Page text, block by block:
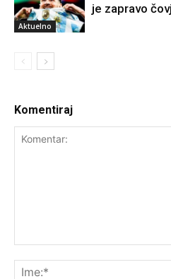
Aktuelno
je zapravo
Komentiraj